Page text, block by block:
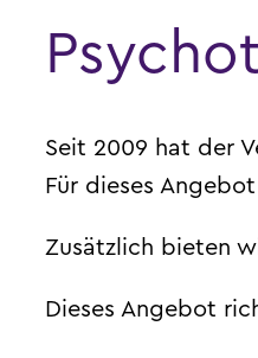
Seit 2009 hat der
Für dieses
Zusätzlich bieten
Dieses Angebot